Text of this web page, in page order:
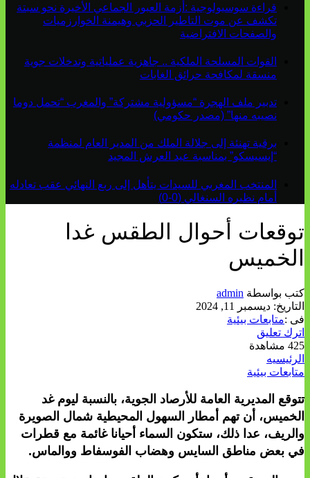
قراءة سوسيولوجية :أزمة العبور الجماعي الأخيرة نحو سبتة
تكشف عن موت التاطير الحزبي وهيمنة الخوارزميات
والصفحات الافتراضية
القوات المسلحة الملكية .. جاهزية عملياتية وتدخلات جوية
منسقة لمكافحة حرائق الغابات
تدبير ملف الهجرة “مسؤولية مشتركة” والمغرب “تحمل دوما
نصيبه منها” (مصدر حكومي)
برقية تهنئة إلى جلالة الملك من المدير العام لمنظمة
“إيسيسكو” بمناسبة عيد العرش المجيد
المنتخب المغربي للسيدات يتأهل إلى ربع النهائي عقب تعادله
أمام نظيره السنغالي (0-0)
توقعات أحوال الطقس غدا
الخميس
كتب بواسطة admin
التاريخ: ديسمبر 11, 2024
فى :متابعات بيئية
اترك تعليق
425 مشاهدة
الرئيسيه
متابعات بيئية
تتوقع المديرية العامة للأرصاد الجوية، بالنسبة ليوم غد
الخميس، أن تهم أمطار السهول المحيطية شمال الصويرة
والريف، عدا ذلك، ستكون السماء أحيانا غائمة مع قطرات
في بعض مناطق السايس وهضاب الفوسفاط ووالماس.